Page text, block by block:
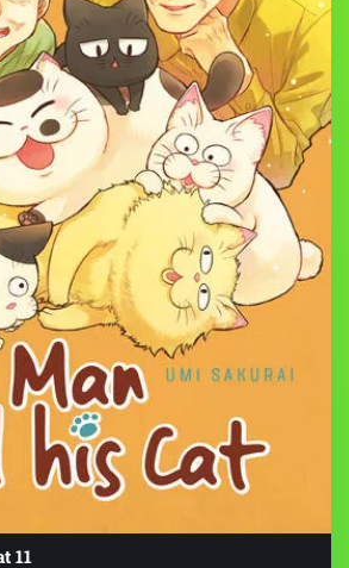
11